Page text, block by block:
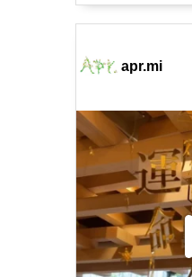
apr.mi